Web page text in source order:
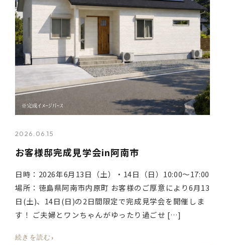
2026.06.15
お客様邸完成見学会in阿南市
日時：2026年6月13日（土）・14日（日）10:00〜17:00
場所：徳島県阿南市内原町 お客様のご厚意により6月13
日(土)、14日(日)の2日間限定で完成見学会を開催しま
す！ ご夫婦とワンちゃんがゆったり過ごせ […]
続きを読む ›